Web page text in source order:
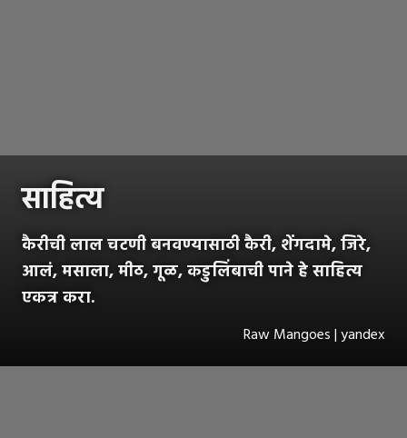
साहित्य
कैरीची लाल चटणी बनवण्यासाठी कैरी, शेंगदामे, जिरे,
आलं, मसाला, मीठ, गूळ, कडुलिंबाची पाने हे साहित्य
एकत्र करा.
Raw Mangoes | yandex